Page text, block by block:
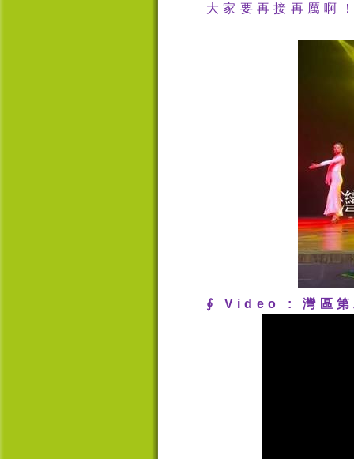
大家要再接再厲啊
∮ Video :灣區